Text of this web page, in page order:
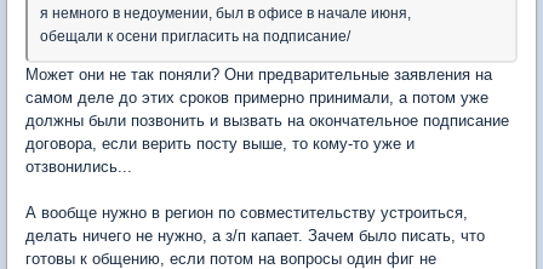
я немного в недоумении, был в офисе в начале июня,
обещали к осени пригласить на подписание/
Может они не так поняли? Они предварительные заявления на
самом деле до этих сроков примерно принимали, а потом уже
должны были позвонить и вызвать на окончательное подписание
договора, если верить посту выше, то кому-то уже и
отзвонились...
А вообще нужно в регион по совместительству устроиться,
делать ничего не нужно, а з/п капает. Зачем было писать, что
готовы к общению, если потом на вопросы один фиг не